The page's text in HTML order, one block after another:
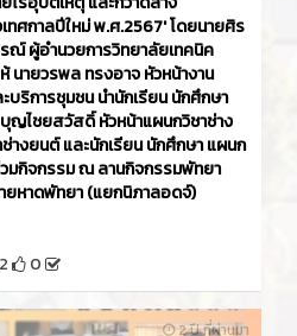
ทศกาลปีใหม่ พ.ศ.2567' โดยนายศิร
ณ์ ผู้อำนวยการวิทยาลัยเทคนิค
นายวรพล ทรงอาจ หัวหน้างาน
บริการชุมชน นำนักเรียน นักศึกษา
ญไชยสวัสดิ์ หัวหน้าแผนกวิชาช่าง
างยนต์ และนักเรียน นักศึกษา แผนก
วมกิจกรรม ณ ลานกิจกรรมพัทยา
ยหาดพัทยา (แยกนิภาลอดจ์)
0
2 ปี ที่ผ่านมา